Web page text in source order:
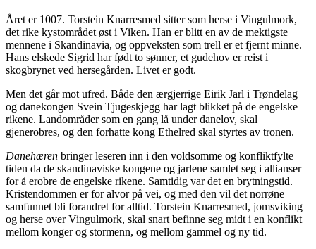
Året er 1007. Torstein Knarresmed sitter som herse i Vingulmork,
det rike kystområdet øst i Viken. Han er blitt en av de mektigste
mennene i Skandinavia, og oppveksten som trell er et fjernt minne.
Hans elskede Sigrid har født to sønner, et gudehov er reist i
skogbrynet ved hersegården. Livet er godt.
Men det går mot ufred. Både den ærgjerrige Eirik Jarl i Trøndelag
og danekongen Svein Tjugeskjegg har lagt blikket på de engelske
rikene. Landområder som en gang lå under danelov, skal
gjenerobres, og den forhatte kong Ethelred skal styrtes av tronen.
Danehæren bringer leseren inn i den voldsomme og konfliktfylte
tiden da de skandinaviske kongene og jarlene samlet seg i allianser
for å erobre de engelske rikene. Samtidig var det en brytningstid.
Kristendommen er for alvor på vei, og med den vil det norrøne
samfunnet bli forandret for alltid. Torstein Knarresmed, jomsviking
og herse over Vingulmork, skal snart befinne seg midt i en konflikt
mellom konger og stormenn, og mellom gammel og ny tid.